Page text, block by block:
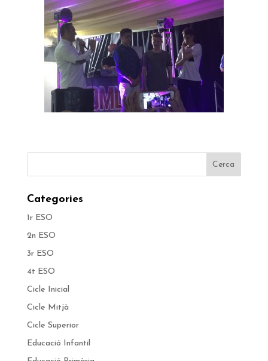
Categories
1r ESO
2n ESO
3r ESO
4t ESO
Cicle Inicial
Cicle Mitjà
Cicle Superior
Educació Infantil